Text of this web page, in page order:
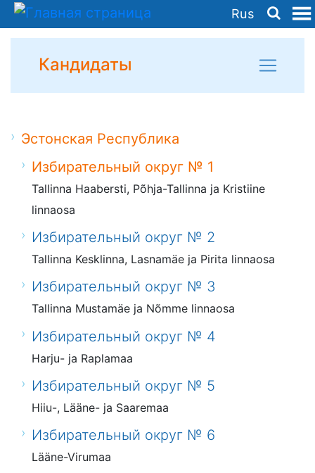
Rus
Кандидаты
Эстонская Республика
Избирательный округ № 1
Tallinna Haabersti, Põhja-Tallinna ja Kristiine
linnaosa
Избирательный округ № 2
Tallinna Kesklinna, Lasnamäe ja Pirita linnaosa
Избирательный округ № 3
Tallinna Mustamäe ja Nõmme linnaosa
Избирательный округ № 4
Harju- ja Raplamaa
Избирательный округ № 5
Hiiu-, Lääne- ja Saaremaa
Избирательный округ № 6
Lääne-Virumaa